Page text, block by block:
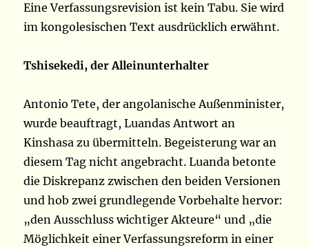
Eine Verfassungsrevision ist kein Tabu. Sie wird
im kongolesischen Text ausdrücklich erwähnt.
Tshisekedi, der Alleinunterhalter
Antonio Tete, der angolanische Außenminister,
wurde beauftragt, Luandas Antwort an
Kinshasa zu übermitteln. Begeisterung war an
diesem Tag nicht angebracht. Luanda betonte
die Diskrepanz zwischen den beiden Versionen
und hob zwei grundlegende Vorbehalte hervor:
„den Ausschluss wichtiger Akteure“ und „die
Möglichkeit einer Verfassungsreform in einer